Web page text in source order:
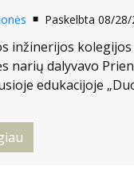
Paskelbta 08/28/
inžinerijos kolegijos
narių dalyvavo
edukacijoje